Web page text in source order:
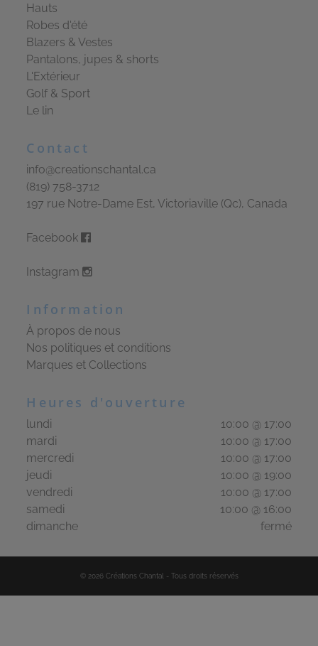
Hauts
Robes d'été
Blazers & Vestes
Pantalons, jupes & shorts
L'Extérieur
Golf & Sport
Le lin
Contact
info@creationschantal.ca
(819) 758-3712
197 rue Notre-Dame Est, Victoriaville (Qc), Canada
Facebook
Instagram
Information
À propos de nous
Nos politiques et conditions
Marques et Collections
Heures d'ouverture
lundi
10:00 @ 17:00
mardi
10:00 @ 17:00
mercredi
10:00 @ 17:00
jeudi
10:00 @ 19:00
vendredi
10:00 @ 17:00
samedi
10:00 @ 16:00
dimanche
fermé
© 2026 Créations Chantal - Tous droits réservés